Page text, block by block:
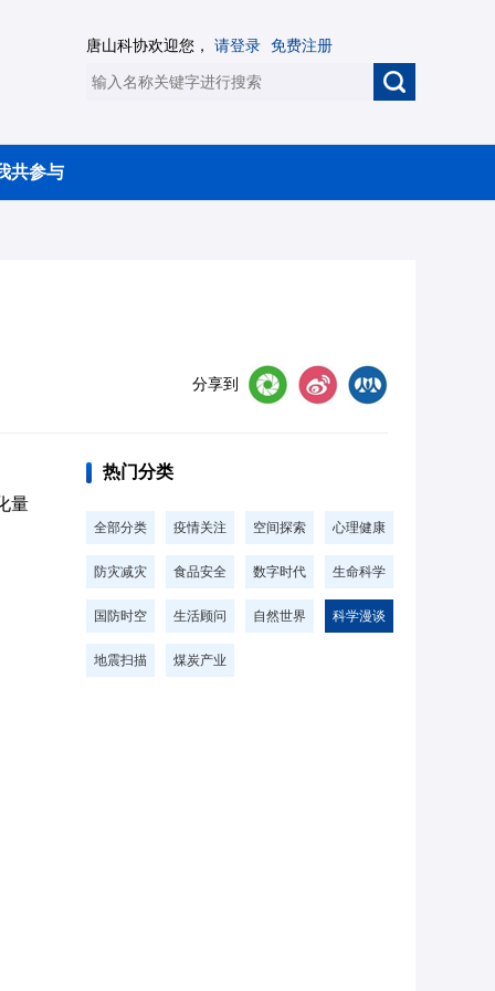
唐山科协欢迎您， 请登录 免费注册
共参与
分享到
量
热门分类
全部分类 疫情关注 空间探索 心理健康
防灾减灾 食品安全 数字时代 生命科学
国防时空 生活顾问 自然世界 科学漫谈
地震扫描 煤炭产业